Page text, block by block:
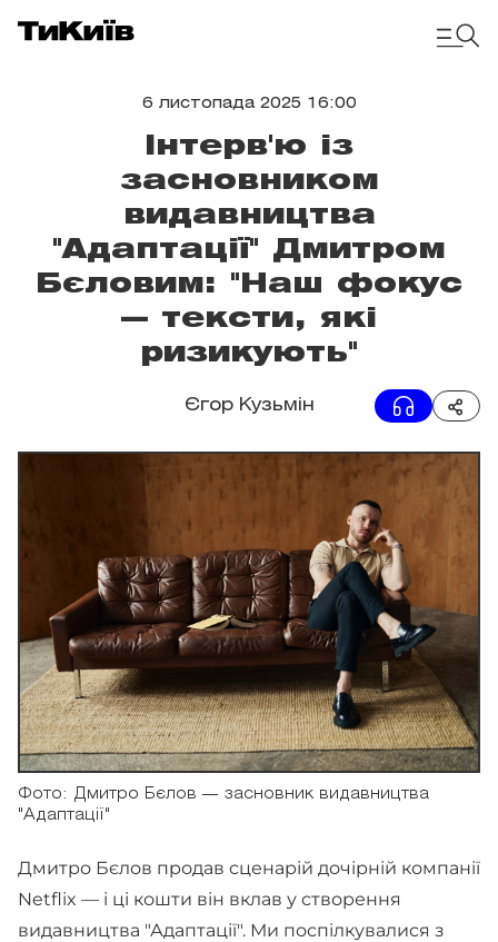
6 листопада 2025 16:00
Інтерв'ю із
засновником
видавництва
"Адаптації" Дмитром
Бєловим: "Наш фокус
— тексти, які
ризикують"
Єгор Кузьмін
Фото: Дмитро Бєлов — засновник видавництва
"Адаптації"
Дмитро Бєлов продав сценарій дочірній компанії
Netflix — і ці кошти він вклав у створення
видавництва "Адаптації". Ми поспілкувалися з